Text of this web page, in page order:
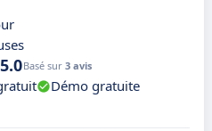
5.0Basé sur 3 avis
Démo gratuite